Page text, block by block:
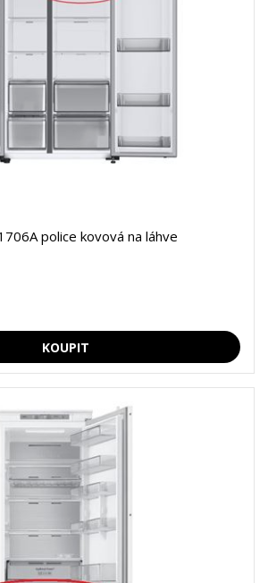
police kovová na láhve